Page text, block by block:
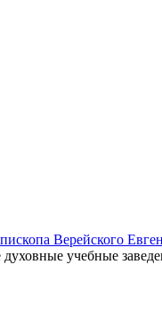
Верейского
учебные